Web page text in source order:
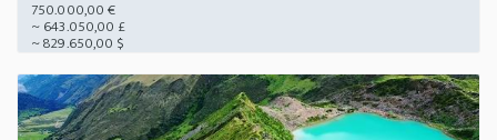
750.000,00 €
~ 643.050,00 £
~ 829.650,00 $